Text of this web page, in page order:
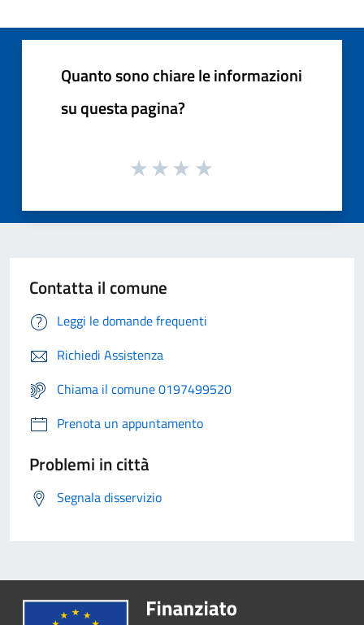
Quanto sono chiare le informazioni
su questa pagina?
Contatta il comune
Leggi le domande frequenti
Richiedi Assistenza
Chiama il comune 0197499520
Prenota un appuntamento
Problemi in città
Segnala disservizio